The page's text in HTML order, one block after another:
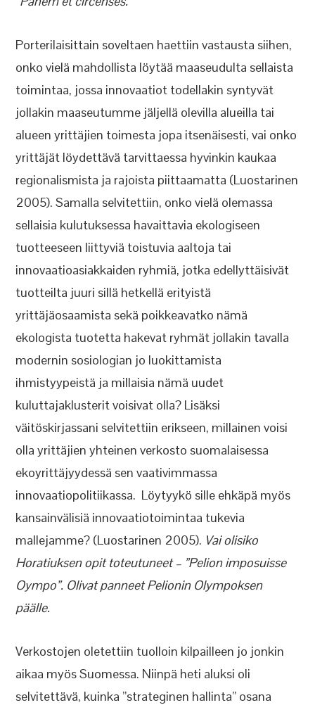
Porterilaisittain soveltaen haettiin vastausta siihen,
onko vielä mahdollista löytää maaseudulta sellaista
toimintaa, jossa innovaatiot todellakin syntyvät
jollakin maaseutumme jäljellä olevilla alueilla tai
alueen yrittäjien toimesta jopa itsenäisesti, vai onko
yrittäjät löydettävä tarvittaessa hyvinkin kaukaa
regionalismista ja rajoista piittaamatta (Luostarinen
2005). Samalla selvitettiin, onko vielä olemassa
sellaisia kulutuksessa havaittavia ekologiseen
tuotteeseen liittyviä toistuvia aaltoja tai
innovaatioasiakkaiden ryhmiä, jotka edellyttäisivät
tuotteilta juuri sillä hetkellä erityistä
yrittäjäosaamista sekä poikkeavatko nämä
ekologista tuotetta hakevat ryhmät jollakin tavalla
modernin sosiologian jo luokittamista
ihmistyypeistä ja millaisia nämä uudet
kuluttajaklusterit voisivat olla? Lisäksi
väitöskirjassani selvitettiin erikseen, millainen voisi
olla yrittäjien yhteinen verkosto suomalaisessa
ekoyrittäjyydessä sen vaativimmassa
innovaatiopolitiikassa. Löytyykö sille ehkäpä myös
kansainvälisiä innovaatiotoimintaa tukevia
mallejamme? (Luostarinen 2005). Vai olisiko
Horatiuksen opit toteutuneet – ”Pelion imposuisse
Oympo”. Olivat panneet Pelionin Olympoksen
päälle.
Verkostojen oletettiin tuolloin kilpailleen jo jonkin
aikaa myös Suomessa. Niinpä heti aluksi oli
selvitettävä, kuinka ”strateginen hallinta” osana